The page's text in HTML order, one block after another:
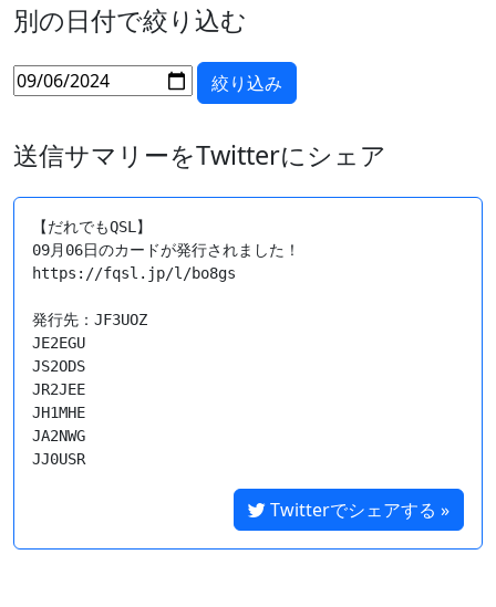
別の日付で絞り込む
送信サマリーをTwitterにシェア
【だれでもQSL】
09月06日のカードが発行されました！
https://fqsl.jp/l/bo8gs
発行先：JF3UOZ
JE2EGU
JS2ODS
JR2JEE
JH1MHE
JA2NWG
Twitterでシェアする »